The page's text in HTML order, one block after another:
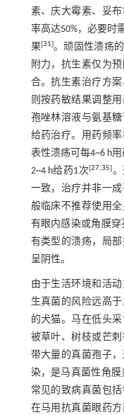
素、庆大霉素、妥
率高达50%，必要时
果[31]。顽固性溃疡
附力，抗生素仅为
合。抗生素治疗方
则按药敏结果调整
孢唑林溶液与氨基
给药治疗。用药频
表性溃疡可每4~6 h
2~4 h给药1次[27,35]
一致，治疗并非一
般临床不推荐使用
有眼内感染或角膜
有类型的溃疡，局
呈阴性。
由于生活环境和活
生真菌的风险远高
的犬猫。马在低头
被草叶、树枝或芒
带大量的真菌孢子
染，是马真菌性角
常见的致病真菌包
在马用抗真菌眼药